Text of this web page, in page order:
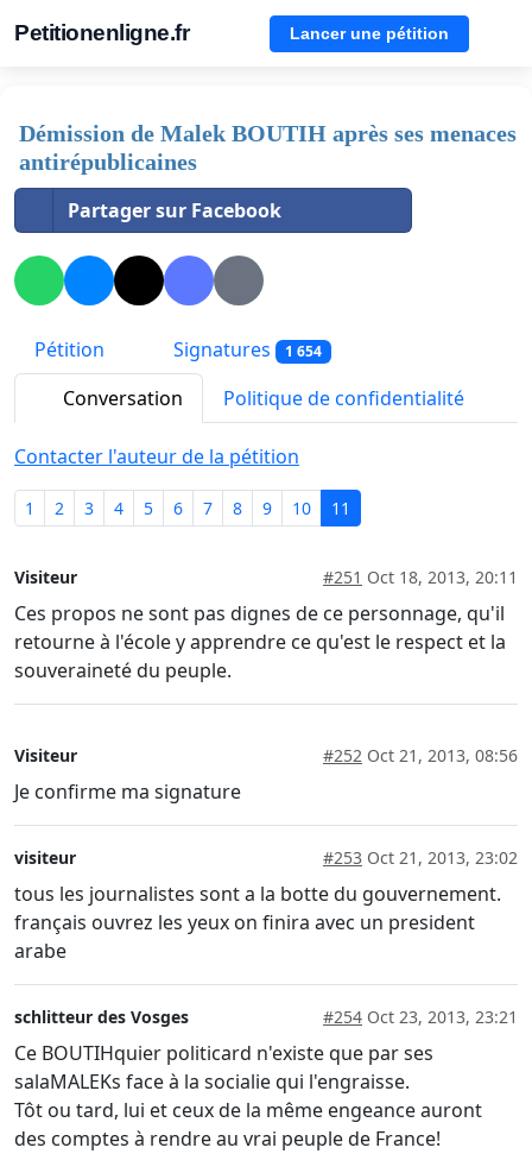
Petitionenligne.fr Lancer une pétition
Démission de Malek BOUTIH après ses menaces
antirépublicaines
Partager sur Facebook
Pétition Signatures 1 654
Conversation Politique de confidentialité
Contacter l'auteur de la pétition
1 2 3 4 5 6 7 8 9 10 11
Visiteur #251 Oct 18, 2013, 20:11
Ces propos ne sont pas dignes de ce personnage, qu'il
retourne à l'école y apprendre ce qu'est le respect et la
souveraineté du peuple.
Visiteur #252 Oct 21, 2013, 08:56
Je confirme ma signature
visiteur #253 Oct 21, 2013, 23:02
tous les journalistes sont a la botte du gouvernement.
français ouvrez les yeux on finira avec un president
arabe
schlitteur des Vosges #254 Oct 23, 2013, 23:21
Ce BOUTIHquier politicard n'existe que par ses
salaMALEKs face à la socialie qui l'engraisse.
Tôt ou tard, lui et ceux de la même engeance auront
des comptes à rendre au vrai peuple de France!